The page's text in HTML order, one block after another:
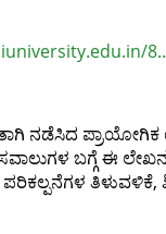
ನಡೆಸಿದ
ಬಗ್ಗೆ ಈ
ತಿಳುವಳಿಕೆ,